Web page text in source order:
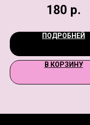
180 р.
ПОДРОБНЕЙ
В КОРЗИНУ